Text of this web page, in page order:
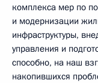
комплекса мер по
и модернизации
инфраструктуры,
управления и
способно, на наш
накопившихся